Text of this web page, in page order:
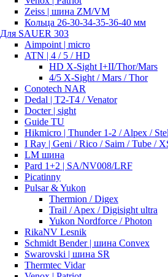
Zeiss | шина ZM/VM
Кольца 26-30-34-35-36-40 мм
Для SAUER 303
Aimpoint | micro
ATN | 4 / 5 / HD
HD X-Sight I+II/Thor/Mars
4/5 X-Sight / Mars / Thor
Conotech NAR
Dedal | T2-T4 / Venator
Docter | sight
Guide TU
Hikmicro | Thunder 1-2 / Alpex /
I Ray | Geni / Rico / Saim / Tube /
LM шина
Pard 1+2 | SA/NV008/LRF
Picatinny
Pulsar & Yukon
Thermion / Digex
Trail / Apex / Digisight ultra
Yukon Nordforce / Photon
RikaNV Lesnik
Schmidt Bender | шина Convex
Swarovski | шина SR
Thermtec Vidar